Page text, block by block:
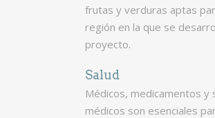
frutas y verduras aptas
región en la que se
proyecto.
Salud
Médicos, medicamentos y
médicos son esenciales